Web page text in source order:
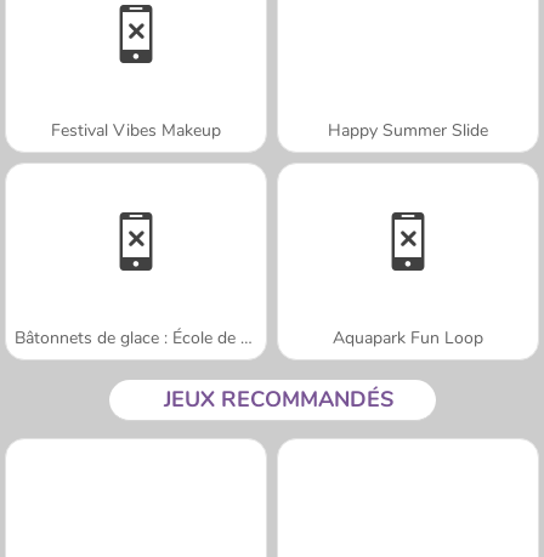
Festival Vibes Makeup Happy Summer Slide
Bâtonnets de glace : École de Sara Aquapark Fun Loop
JEUX RECOMMANDÉS